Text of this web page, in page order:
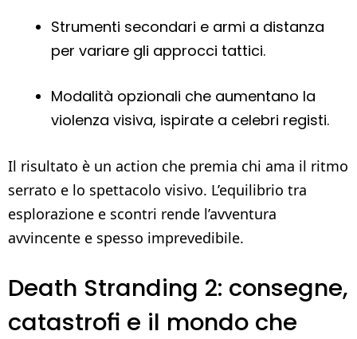
Strumenti secondari e armi a distanza
per variare gli approcci tattici.
Modalità opzionali che aumentano la
violenza visiva, ispirate a celebri registi.
Il risultato è un action che premia chi ama il ritmo
serrato e lo spettacolo visivo. L’equilibrio tra
esplorazione e scontri rende l’avventura
avvincente e spesso imprevedibile.
Death Stranding 2: consegne,
catastrofi e il mondo che